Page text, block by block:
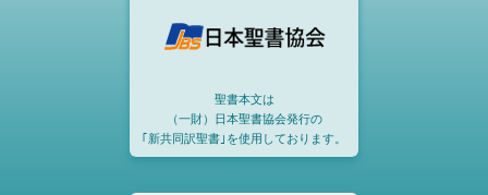
聖書本文は
（一財）日本聖書協会発行の
｢新共同訳聖書｣を使用しております。